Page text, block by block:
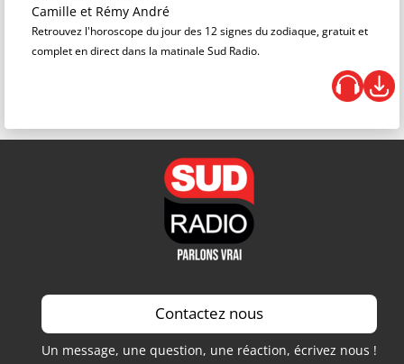
Camille et Rémy André
Retrouvez l'horoscope du jour des 12 signes du zodiaque, gratuit et
complet en direct dans la matinale Sud Radio.
Contactez nous
Un message, une question, une réaction, écrivez nous !